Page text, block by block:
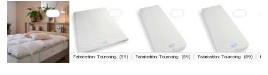
Fabrication: Tourcoing (59) Fabrication: Tourcoing (59) Fabrication: Tourcoing (59)